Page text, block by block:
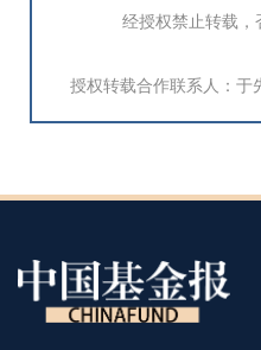
经授权禁止转载，
授权转载合作联系人：于